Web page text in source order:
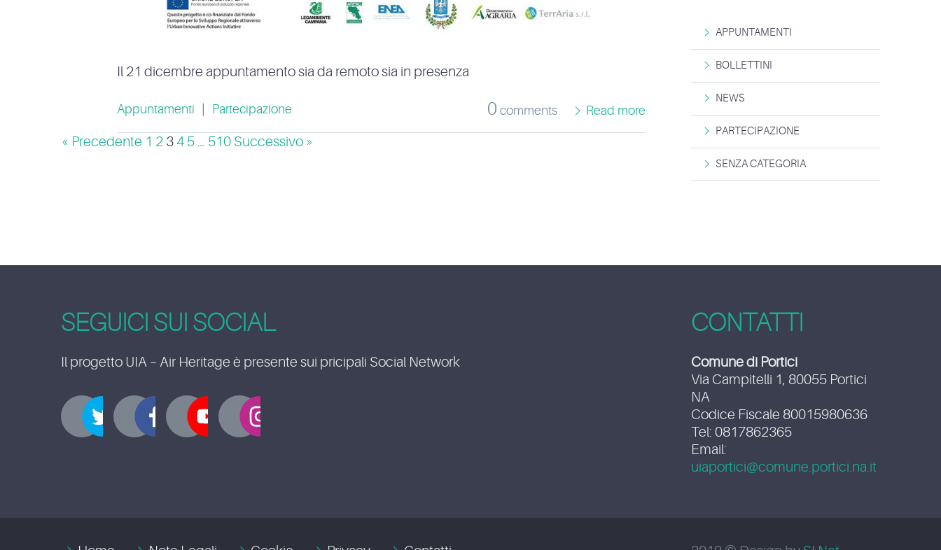
Il 21 dicembre appuntamento sia da remoto sia in presenza
Appuntamenti Partecipazione 0 comments Read more
« Precedente 1 2 34 5 … 510 Successivo »
APPUNTAMENTI
BOLLETTINI
NEWS
PARTECIPAZIONE
SENZA CATEGORIA
SEGUICI SUI SOCIAL
Il progetto UIA – Air Heritage è presente sui pricipali Social Network
CONTATTI
Comune di Portici
Via Campitelli 1, 80055 Portici
NA
Codice Fiscale 80015980636
Tel: 0817862365
Email:
uiaportici@comune.portici.na.it